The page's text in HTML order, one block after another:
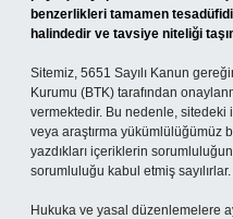
benzerlikleri tamamen
halindedir ve tavsiye niteliği
Sitemiz, 5651 Sayılı Kanun
Kurumu (BTK) tarafından
vermektedir. Bu nedenle,
veya araştırma yükümlülüğümüz
yazdıkları içeriklerin
sorumluluğu kabul etmiş sayılırlar.
Hukuka ve yasal düzenlemelere